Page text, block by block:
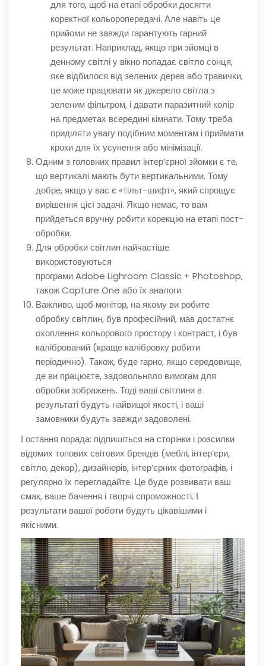
для того, щоб на етапі обробки досягти
коректної кольоропередачі. Але навіть це
прийоми не завжди гарантують гарний
результат. Наприклад, якщо при зйомці в
денному світлі у вікно попадає світло сонця,
яке відбилося від зелених дерев або травички,
це може працювати як джерело світла з
зеленим фільтром, і давати паразитний колір
на предметах всередині кімнати. Тому треба
приділяти увагу подібним моментам і приймати
кроки для їх усунення або мінімізації.
Одним з головних правил інтер’єрної зйомки є те,
що вертикалі мають бути вертикальними. Тому
добре, якщо у вас є «тільт-шифт», який спрощує
вирішення цієї задачі. Якщо немає, то вам
прийдеться вручну робити корекцію на етапі пост-
обробки.
Для обробки світлин найчастіше
використовуються
програми Adobe Lighroom Classic + Photoshop,
також Capture One або їх аналоги.
Важливо, щоб монітор, на якому ви робите
обробку світлин, був професійний, мав достатнє
охоплення кольорового простору і контраст, і був
калібрований (краще калібровку робити
періодично). Також, буде гарно, якщо середовище,
де ви працюєте, задовольняло вимогам для
обробки зображень. Тоді ваші світлини в
результаті будуть найвищої якості, і ваші
замовники будуть завжди задоволені.
І остання порада: підпишіться на сторінки і розсилки
відомих топових світових брендів (меблі, інтер’єри,
світло, декор), дизайнерів, інтер’єрних фотографів, і
регулярно їх перегладайте. Це буде розвивати ваш
смак, ваше бачення і творчі спроможності. І
результати вашої роботи будуть цікавішими і
якісними.